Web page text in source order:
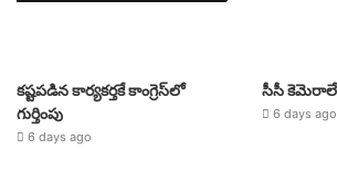
కష్టపడిన కార్యకర్తకే కాంగ్రెస్‌లో
గుర్తింపు
6 days ago
సీసీ కెమెరాలే
6 days ago